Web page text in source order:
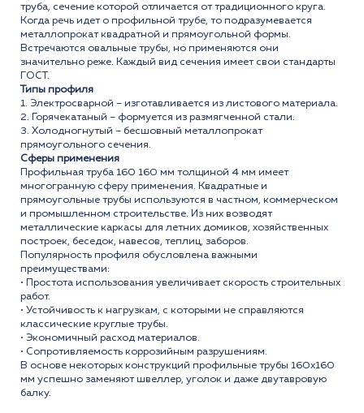
труба, сечение которой отличается от традиционного круга.
Когда речь идет о профильной трубе, то подразумевается
металлопрокат квадратной и прямоугольной формы.
Встречаются овальные трубы, но применяются они
значительно реже. Каждый вид сечения имеет свои стандарты
ГОСТ.
Типы профиля
1. Электросварной – изготавливается из листового материала.
2. Горячекатаный – формуется из размягченной стали.
3. Холодногнутый – бесшовный металлопрокат
прямоугольного сечения.
Сферы применения
Профильная труба 160 160 мм толщиной 4 мм имеет
многогранную сферу применения. Квадратные и
прямоугольные трубы используются в частном, коммерческом
и промышленном строительстве. Из них возводят
металлические каркасы для летних домиков, хозяйственных
построек, беседок, навесов, теплиц, заборов.
Популярность профиля обусловлена важными
преимуществами:
• Простота использования увеличивает скорость строительных
работ.
• Устойчивость к нагрузкам, с которыми не справляются
классические круглые трубы.
• Экономичный расход материалов.
• Сопротивляемость коррозийным разрушениям.
В основе некоторых конструкций профильные трубы 160x160
мм успешно заменяют швеллер, уголок и даже двутавровую
балку.